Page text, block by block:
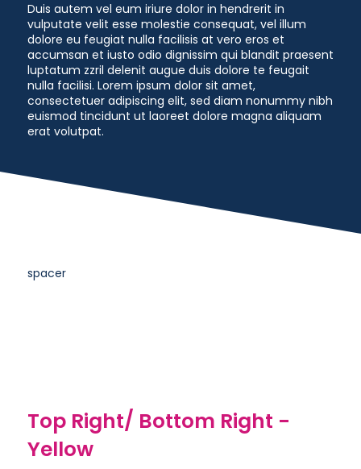
Duis autem vel eum iriure dolor in hendrerit in
vulputate velit esse molestie consequat, vel illum
dolore eu feugiat nulla facilisis at vero eros et
accumsan et iusto odio dignissim qui blandit praesent
luptatum zzril delenit augue duis dolore te feugait
nulla facilisi. Lorem ipsum dolor sit amet,
consectetuer adipiscing elit, sed diam nonummy nibh
euismod tincidunt ut laoreet dolore magna aliquam
erat volutpat.
spacer
Top Right/ Bottom Right -
Yellow